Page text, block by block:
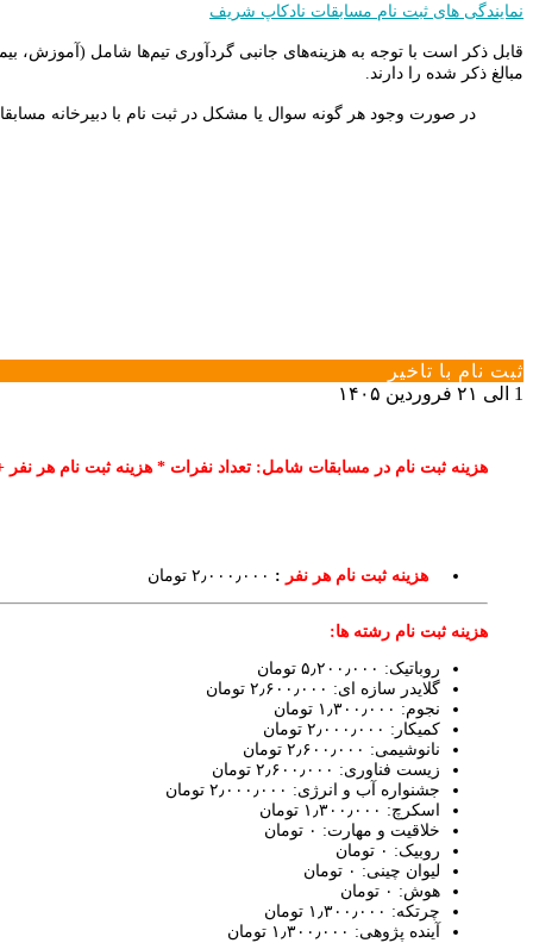
نمایندگی های ثبت نام مسابقات نادکاپ شریف
مبالغ ذکر شده را دارند.
در صورت وجود هر گونه سوال یا مشکل در ثبت نام با دبیرخانه
ثبت نام با تاخیر
1 الی ۲۱ فروردین ۱۴۰۵
هزینه ثبت نام در مسابقات شامل: تعداد نفرات * هزینه ثبت نام هر نفر
هزینه ثبت نام هر نفر :
هزینه ثبت نام رشته ها:
روباتیک: ۵٫۲۰۰٫۰۰۰ تومان
گلایدر سازه ای: ۲٫۶۰۰٫۰۰۰ تومان
نجوم: ۱٫۳۰۰٫۰۰۰ تومان
کمیکار: ۲٫۰۰۰٫۰۰۰ تومان
نانوشیمی: ۲٫۶۰۰٫۰۰۰ تومان
زیست فناوری: ۲٫۶۰۰٫۰۰۰ تومان
جشنواره آب و انرژی: ۲٫۰۰۰٫۰۰۰ تومان
اسکرچ: ۱٫۳۰۰٫۰۰۰ تومان
خلاقیت و مهارت: ۰ تومان
روبیک: ۰ تومان
لیوان چینی: ۰ تومان
هوش: ۰ تومان
چرتکه: ۱٫۳۰۰٫۰۰۰ تومان
آینده پژوهی: ۱٫۳۰۰٫۰۰۰ تومان